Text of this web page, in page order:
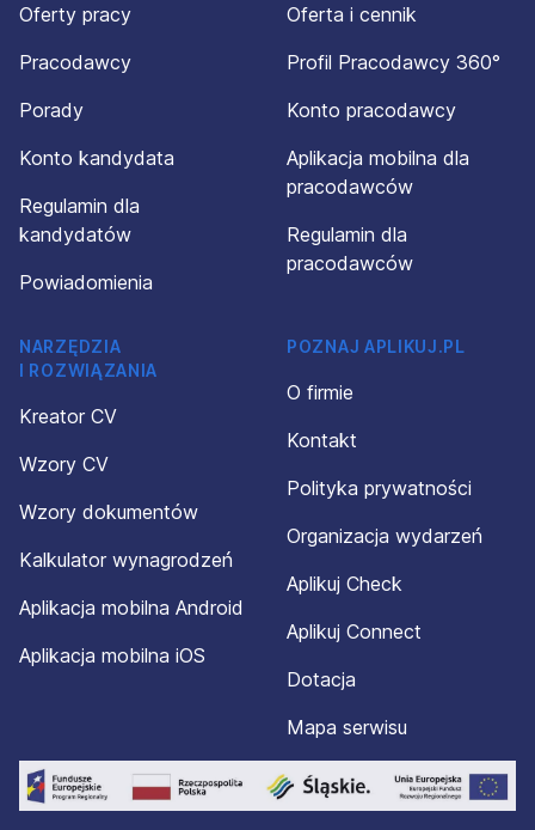
Oferty pracy
Pracodawcy
Porady
Konto kandydata
Regulamin dla
kandydatów
Powiadomienia
Oferta i cennik
Profil Pracodawcy 360°
Konto pracodawcy
Aplikacja mobilna dla
pracodawców
Regulamin dla
pracodawców
NARZĘDZIA
I ROZWIĄZANIA
Kreator CV
Wzory CV
Wzory dokumentów
Kalkulator wynagrodzeń
Aplikacja mobilna Android
Aplikacja mobilna iOS
POZNAJ APLIKUJ.PL
O firmie
Kontakt
Polityka prywatności
Organizacja wydarzeń
Aplikuj Check
Aplikuj Connect
Dotacja
Mapa serwisu